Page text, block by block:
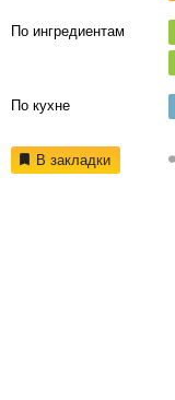
По ингредиентам
По кухне
В закладки